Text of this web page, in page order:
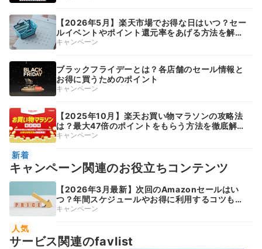
【2026年5月】楽天市場でお得な日はいつ？セー
ルイベントやポイント還元率をあげる方法を解
説！
キャンペーン
ブラックフライデーとは？各店舗のセール情報と
お得に買うためのポイント
キャンペーン
【2025年10月】楽天お買い物マラソンの攻略法
は？最大47倍のポイントをもらう方法を徹底解
説！
キャンペーン
新着
キャンペーン関連のお役立ちコンテンツ
【2026年3月最新】次回のAmazonセールはい
つ？年間スケジュールやお得に利用するコツも紹
介
キャンペーン
人気
サービス関連のfavlist